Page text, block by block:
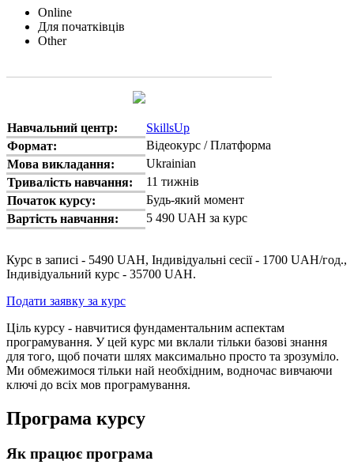
Online
Для початківців
Other
Навчальний центр:
SkillsUp
Формат:
Відеокурс / Платформа
Мова викладання:
Ukrainian
Тривалість навчання:
11 тижнів
Початок курсу:
Будь-який момент
Вартість навчання:
5 490 UAH за курс
Курс в записі - 5490 UAH, Індивідуальні сесії - 1700 UAH/год.,
Індивідуальний курс - 35700 UAH.
Подати заявку за курс
Ціль курсу - навчитися фундаментальним аспектам
програмування. У цей курс ми вклали тільки базові знання
для того, щоб почати шлях максимально просто та зрозуміло.
Ми обмежимося тільки най необхідним, водночас вивчаючи
ключі до всіх мов програмування.
Програма курсу
Як працює програма